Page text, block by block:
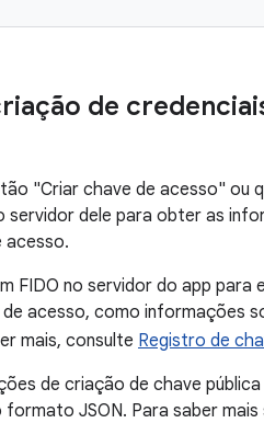
de
"Criar chave de acesso" ou
servidor dele para obter as
acesso.
FIDO no servidor do app para
acesso, como informações
mais, consulte Registro de
de criação de chave
JSON. Para saber